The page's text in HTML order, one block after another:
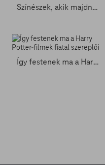
Színészek, akik majdnem szerepeltek a Harry Potter-filmekben
Így festenek ma a Harry Potter-filmek fiatal szereplői